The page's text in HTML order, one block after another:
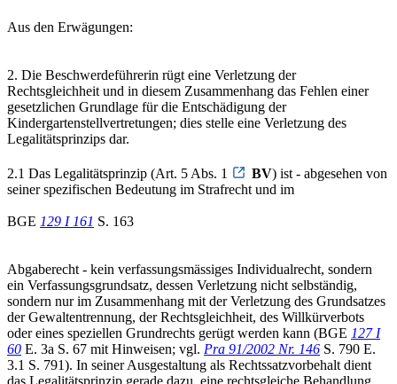
Aus den Erwägungen:
2. Die Beschwerdeführerin rügt eine Verletzung der
Rechtsgleichheit und in diesem Zusammenhang das Fehlen einer
gesetzlichen Grundlage für die Entschädigung der
Kindergartenstellvertretungen; dies stelle eine Verletzung des
Legalitätsprinzips dar.
2.1 Das Legalitätsprinzip (Art. 5 Abs. 1 BV) ist - abgesehen von
seiner spezifischen Bedeutung im Strafrecht und im
BGE 129 I 161 S. 163
Abgaberecht - kein verfassungsmässiges Individualrecht, sondern
ein Verfassungsgrundsatz, dessen Verletzung nicht selbständig,
sondern nur im Zusammenhang mit der Verletzung des Grundsatzes
der Gewaltentrennung, der Rechtsgleichheit, des Willkürverbots
oder eines speziellen Grundrechts gerügt werden kann (BGE 127 I
60 E. 3a S. 67 mit Hinweisen; vgl. Pra 91/2002 Nr. 146 S. 790 E.
3.1 S. 791). In seiner Ausgestaltung als Rechtssatzvorbehalt dient
das Legalitätsprinzip gerade dazu, eine rechtsgleiche Behandlung